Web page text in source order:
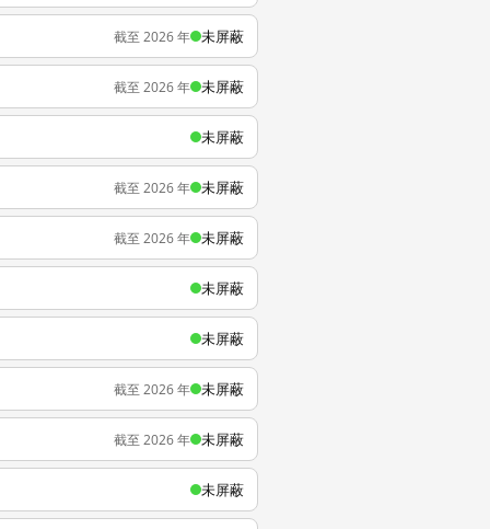
截至 2026 年 未屏蔽
截至 2026 年 未屏蔽
未屏蔽
截至 2026 年 未屏蔽
截至 2026 年 未屏蔽
未屏蔽
未屏蔽
截至 2026 年 未屏蔽
截至 2026 年 未屏蔽
未屏蔽